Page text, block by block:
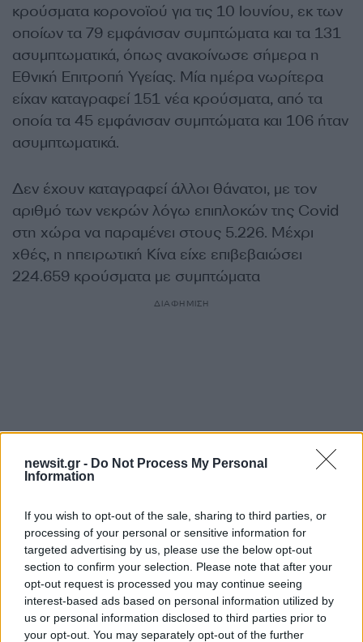
newsit.gr - Do Not Process My Personal
Information
If you wish to opt-out of the sale, sharing to third parties, or
processing of your personal or sensitive information for
targeted advertising by us, please use the below opt-out
section to confirm your selection. Please note that after your
opt-out request is processed you may continue seeing
interest-based ads based on personal information utilized by
us or personal information disclosed to third parties prior to
your opt-out. You may separately opt-out of the further
κρούσματα κορονοϊού για τις 10 Ιουνίου, εκ των
οποίων τα 79 εμφάνισαν συμπτώματα και τα 131
ασυμπτωματικά, όπως ανακοίνωσε σήμερα η
Εθνική Επιτροπή Υγείας. Μία ημέρα νωρίτερα
είχαν καταγραφεί 151 νέα κρούσματα, από τα
οποία τα 45 εμφάνισαν συμπτώματα και 106 ήταν
ασυμπτωματικά.
Δεν έχουν καταγραφεί άλλοι θάνατοι, με τον
αριθμό των νεκρών λόγω επιπλοκών της Covid
στη χώρα να παραμένει στους 5.226. Μέχρι
χθές, η ηπειρωτική Κίνα είχε επιβεβαιώσει
224.659 κρούσματα με συμπτώματα
ΔΙΑΦΗΜΙΣΗ
Αν τα χάσατε